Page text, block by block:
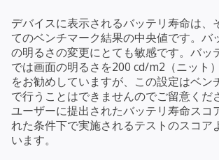
デバイスに表示されるバッテリ寿命は、
てのベンチマーク結果の中央値です。バ
の明るさの変更にとても敏感です。バッ
では画面の明るさを200 cd/m2（ニット
をお勧めしていますが、この設定はベン
で行うことはできませんのでご留意くだ
ユーザーに提出されたバッテリ寿命スコ
れた条件下で実施されるテストのスコア
います。